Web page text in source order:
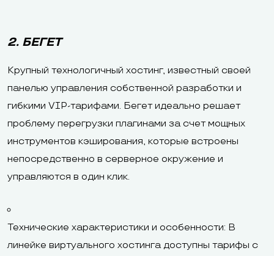
2. БЕГЕТ
Крупный технологичный хостинг, известный своей
панелью управления собственной разработки и
гибкими VIP-тарифами. Бегет идеально решает
проблему перегрузки плагинами за счет мощных
инструментов кэширования, которые встроены
непосредственно в серверное окружение и
управляются в один клик.
Технические характеристики и особенности: В
линейке виртуального хостинга доступны тарифы с